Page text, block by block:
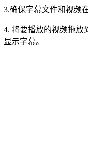
3.确保字幕文件和视频
4. 将要播放的视频拖放
显示字幕。